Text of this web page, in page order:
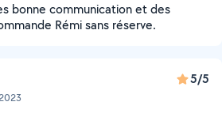
bonne communication et des
Rémi sans réserve.
5/5